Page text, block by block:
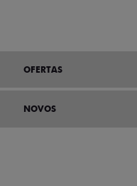
OFERTAS
NOVOS